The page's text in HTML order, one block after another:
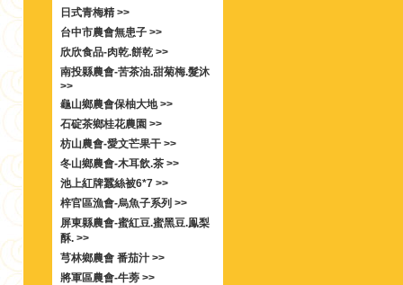
日式青梅精 >>
台中市農會無患子 >>
欣欣食品-肉乾.餅乾 >>
南投縣農會-苦茶油.甜菊梅.髮沐
>>
龜山鄉農會保柚大地 >>
石碇茶鄉桂花農園 >>
枋山農會-愛文芒果干 >>
冬山鄉農會-木耳飲.茶 >>
池上紅牌蠶絲被6*7 >>
梓官區漁會-烏魚子系列 >>
屏東縣農會-蜜紅豆.蜜黑豆.鳯梨
酥. >>
芎林鄉農會 番茄汁 >>
將軍區農會-牛蒡 >>